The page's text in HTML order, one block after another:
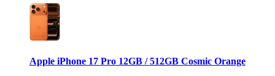
Apple iPhone 17 Pro 12GB / 512GB Cosmic Orange